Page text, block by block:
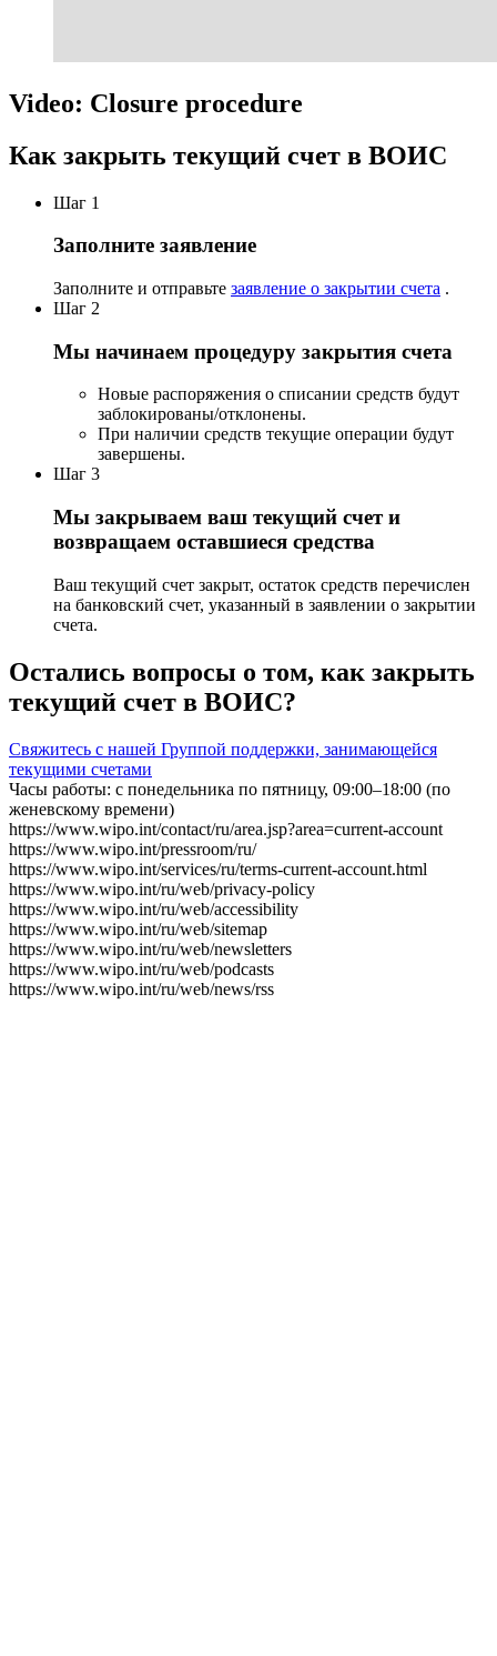
Video: Closure procedure
Как закрыть текущий счет в ВОИС
Шаг 1
Заполните заявление
Заполните и отправьте заявление о закрытии счета .
Шаг 2
Мы начинаем процедуру закрытия счета
Новые распоряжения о списании средств будут
заблокированы/отклонены.
При наличии средств текущие операции будут
завершены.
Шаг 3
Мы закрываем ваш текущий счет и
возвращаем оставшиеся средства
Ваш текущий счет закрыт, остаток средств перечислен
на банковский счет, указанный в заявлении о закрытии
счета.
Остались вопросы о том, как закрыть
текущий счет в ВОИС?
Свяжитесь с нашей Группой поддержки, занимающейся
текущими счетами
Часы работы: с понедельника по пятницу, 09:00–18:00 (по
женевскому времени)
https://www.wipo.int/contact/ru/area.jsp?area=current-account
https://www.wipo.int/pressroom/ru/
https://www.wipo.int/services/ru/terms-current-account.html
https://www.wipo.int/ru/web/privacy-policy
https://www.wipo.int/ru/web/accessibility
https://www.wipo.int/ru/web/sitemap
https://www.wipo.int/ru/web/newsletters
https://www.wipo.int/ru/web/podcasts
https://www.wipo.int/ru/web/news/rss